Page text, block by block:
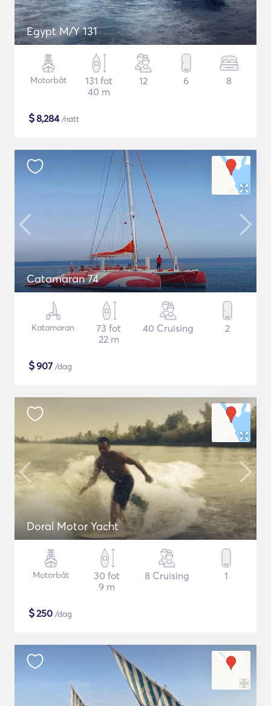
Egypt M/Y 131
Motorbåt
131 fot
40 m
12 6 8
$8,284/natt
Catamaran 74
Katamaran
73 fot
22 m
40 Cruising 2
$907 /dag
Doral Motor Yacht
Motorbåt
30 fot
9 m
8 Cruising 1
$250 /dag